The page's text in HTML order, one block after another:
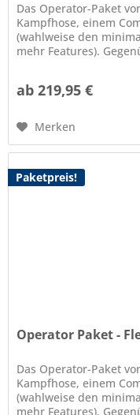
Das Operator-Paket
Kampfhose, einem
(wahlweise den
mehr Features).
ab 219,95 €
Merken
Paketpreis!
Operator Paket -
Das Operator-Paket
Kampfhose, einem
(wahlweise den
mehr Features).